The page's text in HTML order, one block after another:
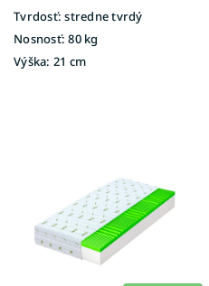
Tvrdosť: stredne tvrdý
Nosnosť: 80 kg
Výška: 21 cm